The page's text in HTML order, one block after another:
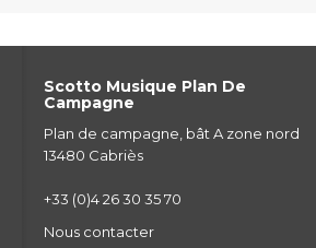
Scotto Musique Plan De
Campagne
Plan de campagne, bât A zone nord
13480 Cabriès
+33 (0)4 26 30 35 70
Nous contacter